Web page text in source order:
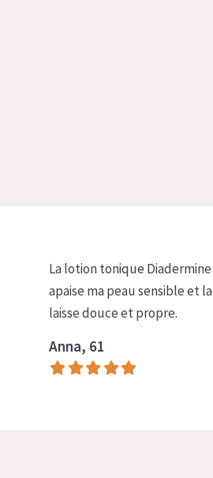
La lotion tonique Diadermine
apaise ma peau sensible et la
laisse douce et propre.
Anna, 61